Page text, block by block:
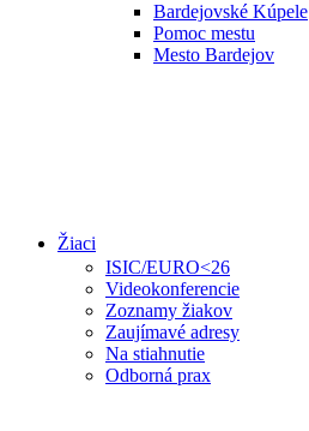
Bardejovské Kúpele
Pomoc mestu
Mesto Bardejov
Žiaci
ISIC/EURO<26
Videokonferencie
Zoznamy žiakov
Zaujímavé adresy
Na stiahnutie
Odborná prax